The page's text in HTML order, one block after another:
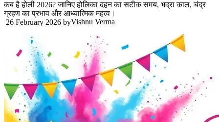
कब है होली 2026? जानिए होलिका दहन का सटीक समय, भद्रा काल, चंद्र
ग्रहण का प्रभाव और आध्यात्मिक महत्व।
26 February 2026 byVishnu Verma